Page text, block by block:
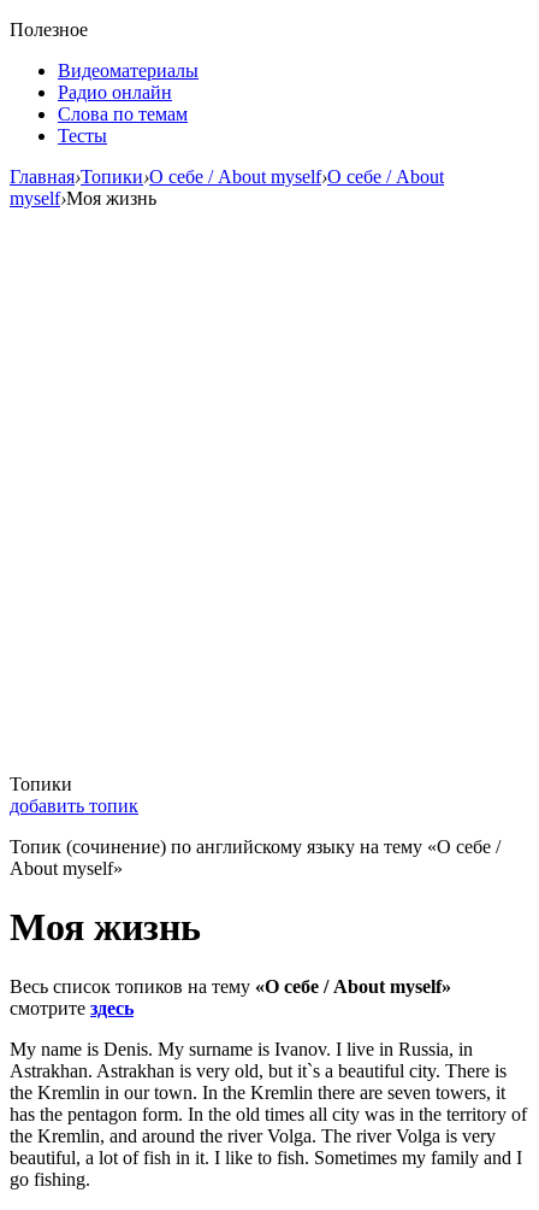
Полезное
Видеоматериалы
Радио онлайн
Слова по темам
Тесты
Главная›Топики›О себе / About myself›О себе / About
myself›Моя жизнь
Топики
добавить топик
Топик (сочинение) по английскому языку на тему «О себе /
About myself»
Моя жизнь
Весь список топиков на тему «О себе / About myself»
смотрите здесь
My name is Denis. My surname is Ivanov. I live in Russia, in
Astrakhan. Astrakhan is very old, but it`s a beautiful city. There is
the Kremlin in our town. In the Kremlin there are seven towers, it
has the pentagon form. In the old times all city was in the territory of
the Kremlin, and around the river Volga. The river Volga is very
beautiful, a lot of fish in it. I like to fish. Sometimes my family and I
go fishing.